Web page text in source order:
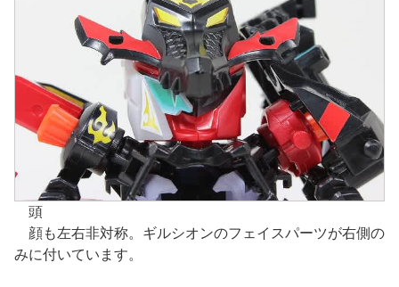
頭
顔も左右非対称。ギルシオンのフェイスパーツが右側の
みに付いています。